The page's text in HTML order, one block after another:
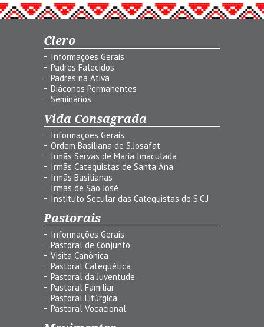
Clero
Informações Gerais
Padres Falecidos
Padres na Ativa
Diáconos Permanentes
Seminários
Vida Consagrada
Informações Gerais
Ordem Basiliana de S.Josafat
Irmãs Servas de Maria Imaculada
Irmãs Catequistas de Santa Ana
Irmãs Basilianas
Irmãs de São José
Instituto Secular das Catequistas do S.C.J
Pastorais
Informações Gerais
Pastoral de Conjunto
Visita Canônica
Pastoral Catequética
Pastoral da Juventude
Pastoral Familiar
Pastoral Litúrgica
Pastoral Vocacional